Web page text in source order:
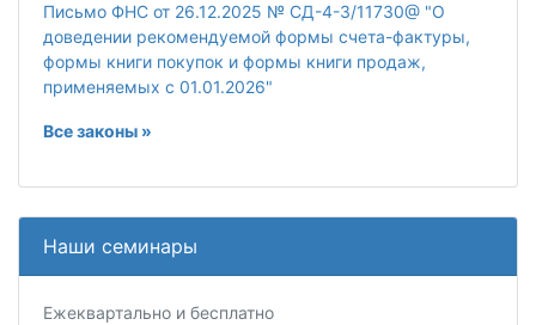
Письмо ФНС от 26.12.2025 № СД-4-3/11730@ "О
доведении рекомендуемой формы счета-фактуры,
формы книги покупок и формы книги продаж,
применяемых с 01.01.2026"
Все законы »
Наши семинары
Ежеквартально и бесплатно